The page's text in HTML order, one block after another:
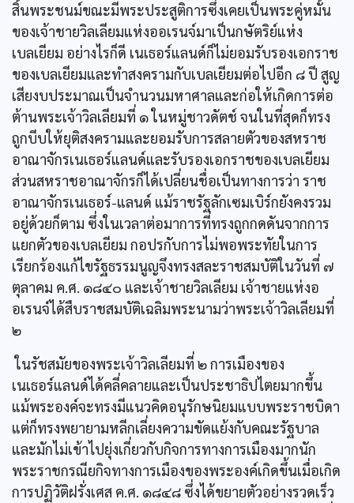
สิ้นพระชนม์ขณะมีพระประสูติการซึ่งเคยเป็นพระคู่หมั้น
ของเจ้าชายวิลเลียมแห่งออเรนจ์มาเป็นกษัตริย์แห่ง
เบลเยียม อย่างไรก็ดี เนเธอร์แลนด์ก็ไม่ยอมรับรองเอกราช
ของเบลเยียมและทำสงครามกับเบลเยียมต่อไปอีก ๘ ปี สูญ
เสียงบประมาณเป็นจำนวนมหาศาลและก่อให้เกิดการต่อ
ต้านพระเจ้าวิลเลียมที่ ๑ ในหมู่ชาวดัตช์ จนในที่สุดก็ทรง
ถูกบีบให้ยุติสงครามและยอมรับการสลายตัวของสหราช
อาณาจักรเนเธอร์แลนด์และรับรองเอกราชของเบลเยียม
ส่วนสหราชอาณาจักรก็ได้เปลี่ยนชื่อเป็นทางการว่า ราช
อาณาจักรเนเธอร์-แลนด์ แม้ราชรัฐลักเซมเบิร์กยังคงรวม
อยู่ด้วยก็ตาม ซึ่งในเวลาต่อมาการที่ทรงถูกกดดันจากการ
แยกตัวของเบลเยียม กอปรกับการไม่พอพระทัยในการ
เรียกร้องแก้ไขรัฐธรรมนูญจึงทรงสละราชสมบัติในวันที่ ๗
ตุลาคม ค.ศ. ๑๘๔๐ และเจ้าชายวิลเลียม เจ้าชายแห่งอ
อเรนจ์ได้สืบราชสมบัติเฉลิมพระนามว่าพระเจ้าวิลเลียมที่
๒
ในรัชสมัยของพระเจ้าวิลเลียมที่ ๒ การเมืองของ
เนเธอร์แลนด์ได้คลี่คลายและเป็นประชาธิปไตยมากขึ้น
แม้พระองค์จะทรงมีแนวคิดอนุรักษนิยมแบบพระราชบิดา
แต่ก็ทรงพยายามหลีกเลี่ยงความขัดแย้งกับคณะรัฐบาล
และมักไม่เข้าไปยุ่งเกี่ยวกับกิจการทางการเมืองมากนัก
พระราชกรณียกิจทางการเมืองของพระองค์เกิดขึ้นเมื่อเกิด
การปฏิวัติฝรั่งเศส ค.ศ. ๑๘๔๘ ซึ่งได้ขยายตัวอย่างรวดเร็ว